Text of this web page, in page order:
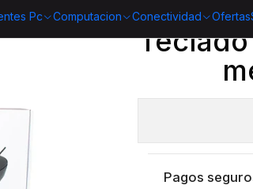
Pc Computacion Conectividad Ofertas
Pagos